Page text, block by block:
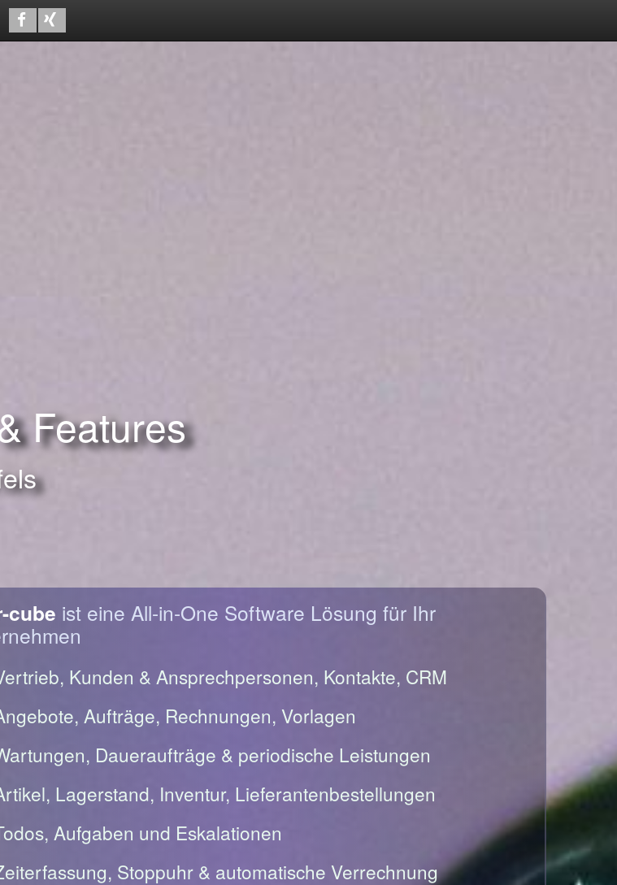
Features
cube ist eine All-in-One Software Lösung für Ihr
Kunden & Ansprechpersonen, Kontakte, CRM
Aufträge, Rechnungen, Vorlagen
Daueraufträge & periodische Leistungen
Lagerstand, Inventur, Lieferantenbestellungen
Aufgaben und Eskalationen
Stoppuhr & automatische Verrechnung